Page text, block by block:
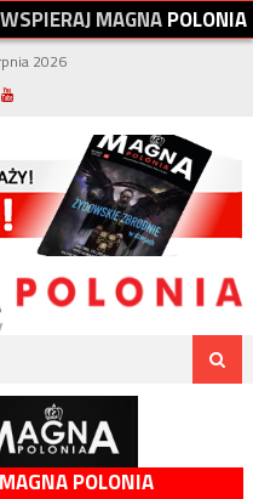
WSPIERAJMAGNAPOLONIA
2026
POLONIA